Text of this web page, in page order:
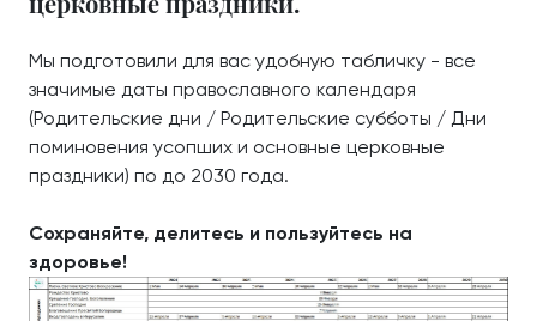
Мы подготовили для вас удобную табличку - все
значимые даты православного календаря
(Родительские дни / Родительские субботы / Дни
поминовения усопших и основные церковные
праздники) по до 2030 года.
Сохраняйте, делитесь и пользуйтесь на
здоровье!